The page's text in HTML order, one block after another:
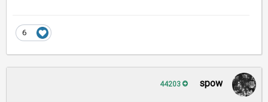
spow